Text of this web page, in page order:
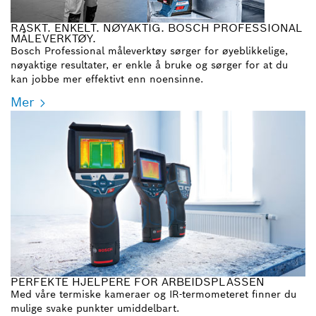
RASKT. ENKELT. NØYAKTIG. BOSCH PROFESSIONAL
MÅLEVERKTØY.
Bosch Professional måleverktøy sørger for øyeblikkelige,
nøyaktige resultater, er enkle å bruke og sørger for at du
kan jobbe mer effektivt enn noensinne.
Mer
PERFEKTE HJELPERE FOR ARBEIDSPLASSEN
Med våre termiske kameraer og IR-termometeret finner du
mulige svake punkter umiddelbart.